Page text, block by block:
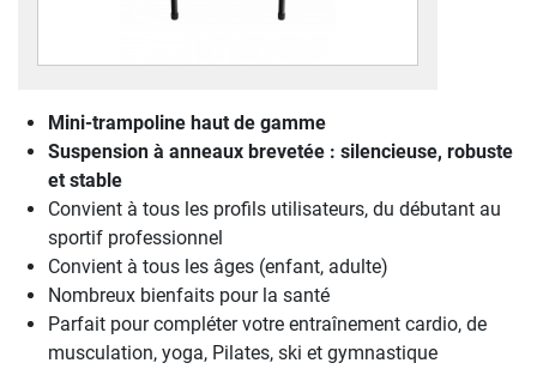
Mini-trampoline haut de gamme
Suspension à anneaux brevetée : silencieuse, robuste
et stable
Convient à tous les profils utilisateurs, du débutant au
sportif professionnel
Convient à tous les âges (enfant, adulte)
Nombreux bienfaits pour la santé
Parfait pour compléter votre entraînement cardio, de
musculation, yoga, Pilates, ski et gymnastique